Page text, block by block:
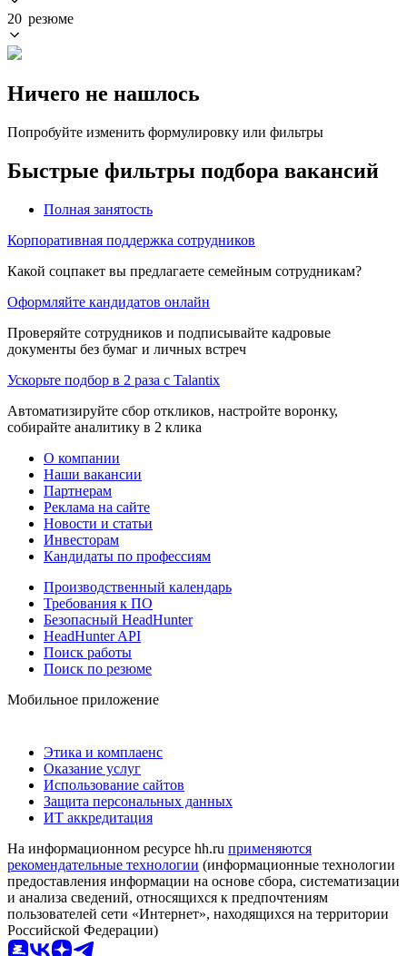
20 резюме
Ничего не нашлось
Попробуйте изменить формулировку или фильтры
Быстрые фильтры подбора вакансий
Полная занятость
Корпоративная поддержка сотрудников
Какой соцпакет вы предлагаете семейным сотрудникам?
Оформляйте кандидатов онлайн
Проверяйте сотрудников и подписывайте кадровые
документы без бумаг и личных встреч
Ускорьте подбор в 2 раза с Talantix
Автоматизируйте сбор откликов, настройте воронку,
собирайте аналитику в 2 клика
О компании
Наши вакансии
Партнерам
Реклама на сайте
Новости и статьи
Инвесторам
Кандидаты по профессиям
Производственный календарь
Требования к ПО
Безопасный HeadHunter
HeadHunter API
Поиск работы
Поиск по резюме
Мобильное приложение
Этика и комплаенс
Оказание услуг
Использование сайтов
Защита персональных данных
ИТ аккредитация
На информационном ресурсе hh.ru применяются
рекомендательные технологии (информационные технологии
предоставления информации на основе сбора, систематизации
и анализа сведений, относящихся к предпочтениям
пользователей сети «Интернет», находящихся на территории
Российской Федерации)